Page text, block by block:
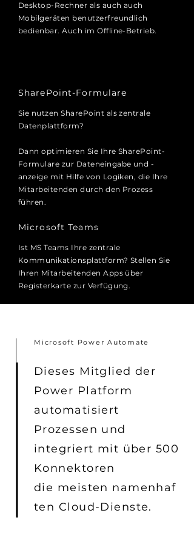
Desktop-Rechner als auch auch
Mobilgeräten benutzerfreundlich
bedienbar. Auch im Offline-Betrieb.
Microsoft Power Automate
Dieses Mitglied der
Power Platform
automatisiert
Prozessen und
integriert mit über 500
Konnektoren
die meisten namenhaf
ten Cloud-Dienste.
SharePoint-Formulare
Sie nutzen SharePoint als zentrale
Datenplattform?
Dann optimieren Sie Ihre SharePoint-
Formulare zur Dateneingabe und -
anzeige mit Hilfe von Logiken, die Ihre
Mitarbeitenden durch den Prozess
führen.
Microsoft Teams
Ist MS Teams Ihre zentrale
Kommunikationsplattform? Stellen Sie
Ihren Mitarbeitenden Apps über
Registerkarte zur Verfügung.